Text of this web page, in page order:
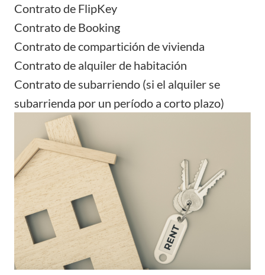
Contrato de FlipKey
Contrato de Booking
Contrato de compartición de vivienda
Contrato de alquiler de habitación
Contrato de subarriendo (si el alquiler se
subarrienda por un período a corto plazo)